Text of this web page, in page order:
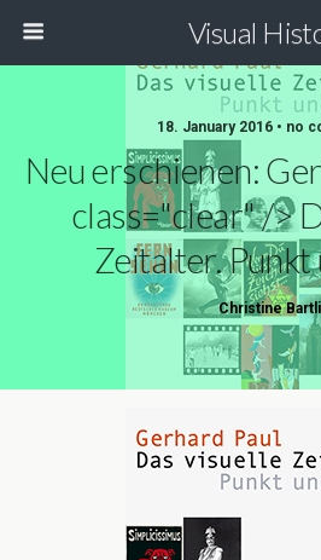
Visual
18. January 2016 • no
Neu erschienen:
class="clear" />
Zeitalter. Punkt
Christine